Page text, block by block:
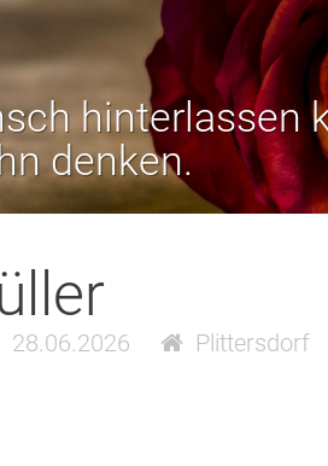
hinterlassen
denken.
28.06.2026 Plittersdorf